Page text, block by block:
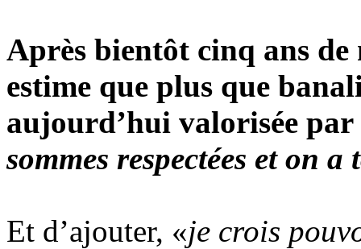
Après bientôt cinq ans
estime que plus que
aujourd’hui valorisée par
sommes respectées et on
Et d’ajouter, «je crois